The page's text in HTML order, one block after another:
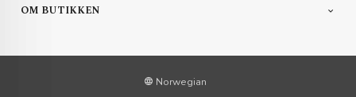
OM BUTIKKEN
Norwegian